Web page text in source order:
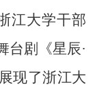
江大学干部
台剧《星辰·
现了浙江大